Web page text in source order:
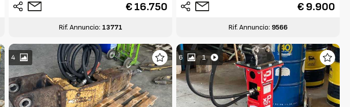
€ 16.750
Rif. Annuncio: 13771
€ 9.900
Rif. Annuncio: 9566
4 6 1